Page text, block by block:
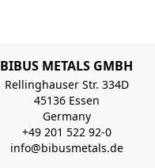
BIBUS METALS GMBH
Rellinghauser Str. 334D
45136 Essen
Germany
+49 201 522 92-0
info@bibusmetals.de